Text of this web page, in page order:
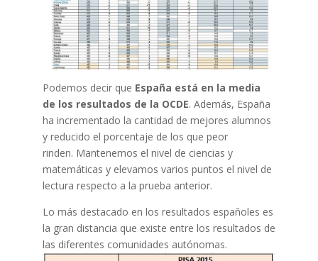
Podemos decir que España está en la media
de los resultados de la OCDE. Además, España
ha incrementado la cantidad de mejores alumnos
y reducido el porcentaje de los que peor
rinden. Mantenemos el nivel de ciencias y
matemáticas y elevamos varios puntos el nivel de
lectura respecto a la prueba anterior.
Lo más destacado en los resultados españoles es
la gran distancia que existe entre los resultados de
las diferentes comunidades autónomas.